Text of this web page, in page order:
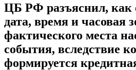
ЦБ РФ разъяснил, как
дата, время и часовая
фактического места
события, вследствие
формируется